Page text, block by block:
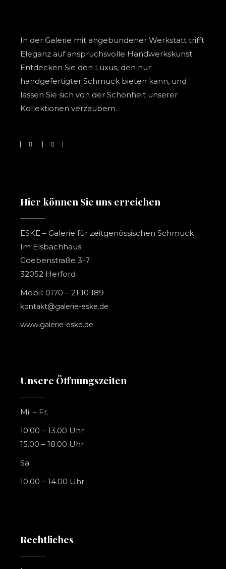
In der Galerie mit angebundener Werkstatt trifft
Eleganz auf anspruchsvolle Handwerkskunst.
Entdecken Sie den Luxus, den nur
handgefertigter Schmuck bieten kann, und
lassen Sie sich von der Schönheit unserer
Kollektionen verzaubern.
Hier können Sie uns erreichen
ESKE – Galerie für zeitgenössischen Schmuck
Im Elsbachhaus
Goebenstraße 3-7
32052 Herford
Mobil: 0170 – 21 10 189
kontakt@galerie-eske.de
www.galerie-eske.de
Unsere Öffnungszeiten
Mi. – Fr.
10.00 – 13.00 Uhr
15.00 – 18.00 Uhr
Sa.
10.00 – 14.00 Uhr
Rechtliches